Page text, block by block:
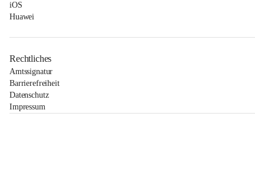
iOS
Huawei
Rechtliches
Amtssignatur
Barrierefreiheit
Datenschutz
Impressum